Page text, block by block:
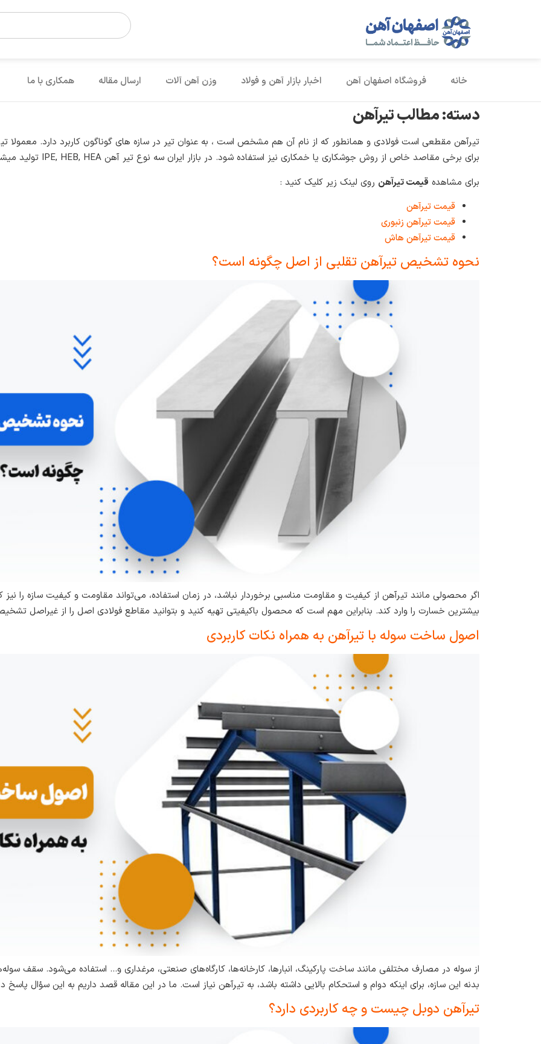
خانه فروشگاه اصفهان آهن اخبار بازار آهن و فولاد وزن آهن آلات ارسال مقاله همکاری با ما
دسته:مطالب تیرآهن
تیرآهن مقطعی است فولادی و همانطور که از نام آن هم مشخص است ، به عنوان تیر در سازه های گوناگون کاربرد دارد. معمولا
برای برخی مقاصد خاص از روش جوشکاری یا خمکاری نیز استفاده شود. در بازار ایران سه نوع تیر آهن IPE, HEB, HEA تولید میشود که تفاوت آنها در عرض و شیب باله ها میباشد.
برای مشاهده قیمت تیرآهن روی لینک زیر کلیک کنید :
قیمت تیرآهن
قیمت تیرآهن زنبوری
قیمت تیرآهن هاش
نحوه تشخیص تیرآهن تقلبی از اصل چگونه است؟
اگر محصولی مانند تیرآهن از کیفیت و مقاومت مناسبی برخوردار نباشد، در زمان استفاده، می‌تواند مقاومت و کیفیت سازه را
بیشترین خسارت را وارد کند. بنابراین مهم است که محصول باکیفیتی تهیه کنید و بتوانید مقاطع فولادی اصل را از غیراصل
اصول ساخت سوله با تیرآهن به همراه نکات کاربردی
از سوله در مصارف مختلفی مانند ساخت پارکینگ، انبارها، کارخانه‌ها، کارگاه‌های صنعتی، مرغداری و… استفاده می‌شود. سقف
بدنه این سازه‌، برای اینکه دوام و استحکام بالایی داشته باشد، به تیرآهن نیاز است. ما در این مقاله قصد داریم به این سؤال
تیرآهن دوبل چیست و چه کاربردی دارد؟